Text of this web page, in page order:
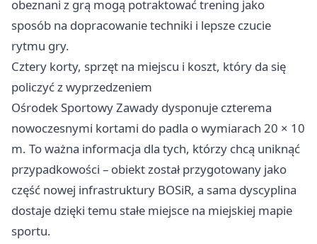
obeznani z grą mogą potraktować trening jako
sposób na dopracowanie techniki i lepsze czucie
rytmu gry.
Cztery korty, sprzęt na miejscu i koszt, który da się
policzyć z wyprzedzeniem
Ośrodek Sportowy Zawady dysponuje czterema
nowoczesnymi kortami do padla o wymiarach 20 × 10
m. To ważna informacja dla tych, którzy chcą uniknąć
przypadkowości – obiekt został przygotowany jako
część nowej infrastruktury BOSiR, a sama dyscyplina
dostaje dzięki temu stałe miejsce na miejskiej mapie
sportu.